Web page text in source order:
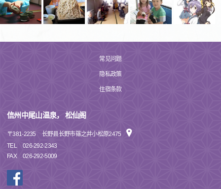
常见问题
隐私政策
住宿条款
信州中尾山温泉， 松仙阁
〒381-2235
长野县长野市篠之井小松原2475
TEL
026-292-2343
FAX
026-292-5009